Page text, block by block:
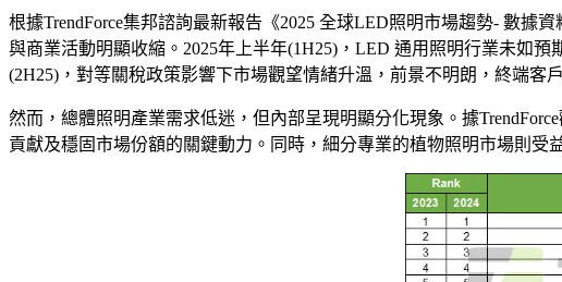
根據TrendForce集邦諮詢最新報告《2025 全球LED照明市場趨勢- 數據
與商業活動明顯收縮。2025年上半年(1H25)，LED 通用照明行業未如
(2H25)，對等關稅政策影響下市場觀望情緒升溫，前景不明朗，終端客
然而，總體照明產業需求低迷，但內部呈現明顯分化現象。據
貢獻及穩固市場份額的關鍵動力。同時，細分專業的植物照明市場則受